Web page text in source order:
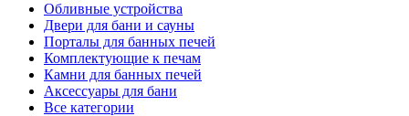
Обливные устройства
Двери для бани и сауны
Порталы для банных печей
Комплектующие к печам
Камни для банных печей
Аксессуары для бани
Все категории